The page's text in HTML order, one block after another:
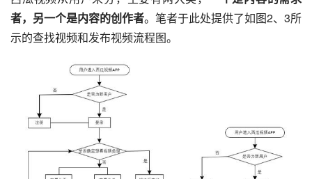
者，另一个是内容的创作者。笔者于此处提供了如图2、3所
示的查找视频和发布视频流程图。